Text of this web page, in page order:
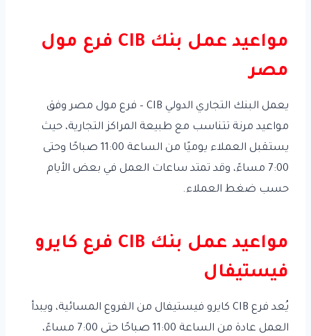
مواعيد عمل بنك CIB فرع مول
مصر
يعمل البنك التجاري الدولي CIB – فرع مول مصر وفق
مواعيد مرنة تتناسب مع طبيعة المراكز التجارية، حيث
يستقبل العملاء يوميًا من الساعة 11:00 صباحًا وحتى
7:00 مساءً، وقد تمتد ساعات العمل في بعض الأيام
حسب ضغط العملاء.
مواعيد عمل بنك CIB فرع كايرو
فيستيفال
يُعد فرع CIB كايرو فيستيفال من الفروع المسائية، ويبدأ
العمل عادة من الساعة 11:00 صباحًا حتى 7:00 مساءً،